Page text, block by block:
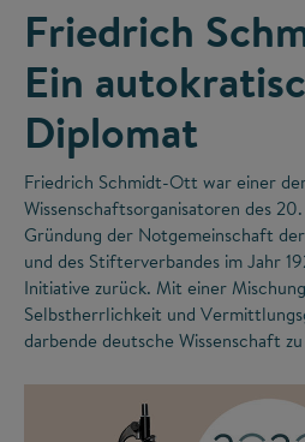
Friedrich
Ein
Diplomat
Friedrich Schmidt-Ott war einer
Wissenschaftsorganisatoren des
Gründung der Notgemeinschaft
und des Stifterverbandes im Jahr
Initiative zurück. Mit einer
Selbstherrlichkeit und
darbende deutsche Wissenschaft